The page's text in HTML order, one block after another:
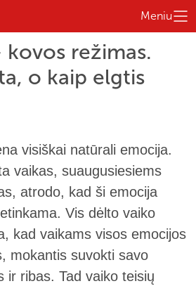
Meniu
režimas.
o kaip elgtis
visiškai natūrali emocija.
vaikas, suaugusiesiems
atrodo, kad ši emocija
Vis dėlto vaiko
kad vaikams visos emocijos
mokantis suvokti savo
ir ribas. Tad vaiko teisių